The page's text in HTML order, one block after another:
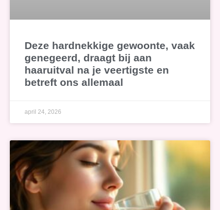
Deze hardnekkige gewoonte, vaak
genegeerd, draagt bij aan
haaruitval na je veertigste en
betreft ons allemaal
april 24, 2026